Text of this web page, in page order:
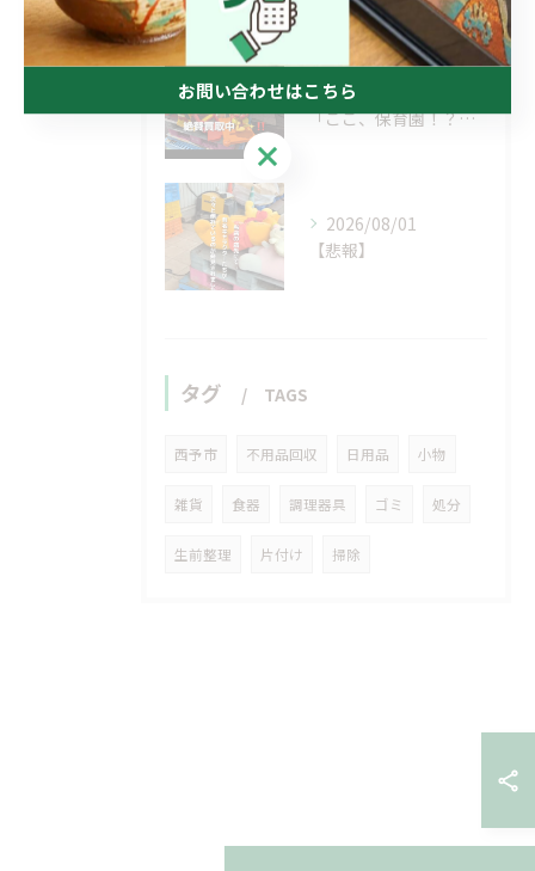
2026/08/01
「ここ、保育園！？」と
2026/08/01
【悲報】
タグ TAGS
西予市 不用品回収 日用品 小物
雑貨 食器 調理器具 ゴミ 処分
生前整理 片付け 掃除
お問い合わせはこちら
お問い合わせはこちら